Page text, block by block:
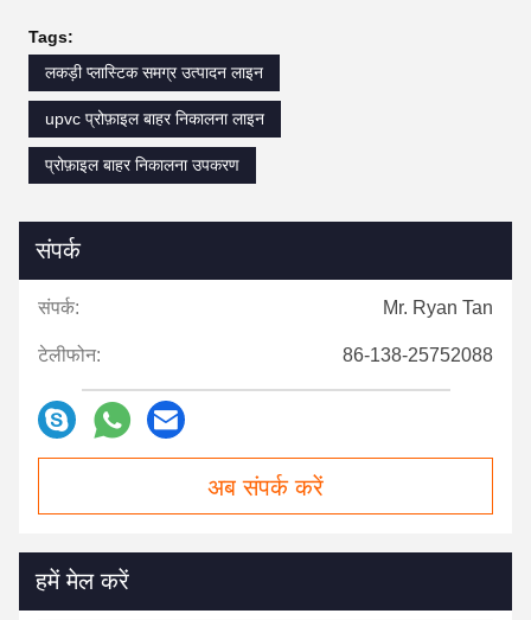
Tags:
लकड़ी प्लास्टिक समग्र उत्पादन लाइन
upvc प्रोफ़ाइल बाहर निकालना लाइन
प्रोफ़ाइल बाहर निकालना उपकरण
संपर्क
संपर्क: Mr. Ryan Tan
टेलीफोन: 86-138-25752088
अब संपर्क करें
हमें मेल करें